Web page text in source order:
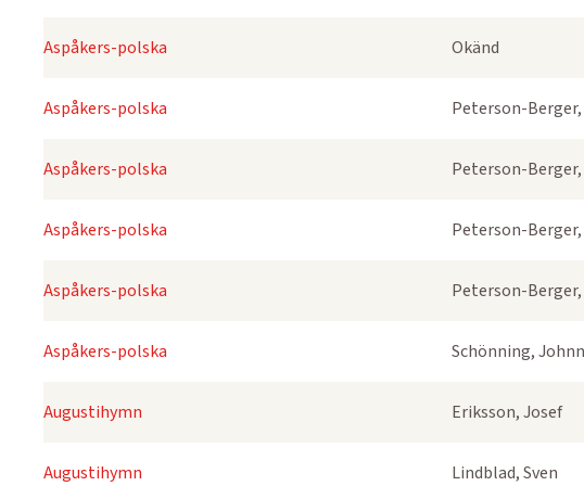
Aspåkers-polska Okänd
Aspåkers-polska Peterson-
Aspåkers-polska Peterson-
Aspåkers-polska Peterson-
Aspåkers-polska Peterson-Berger,
Aspåkers-polska Schönning,
Augustihymn Eriksson, Josef
Augustihymn Lindblad, Sven